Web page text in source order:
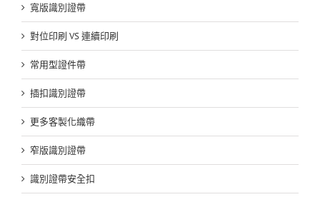
寬版識別證帶
對位印刷 VS 連續印刷
常用型證件帶
插扣識別證帶
更多客製化織帶
窄版識別證帶
識別證帶安全扣